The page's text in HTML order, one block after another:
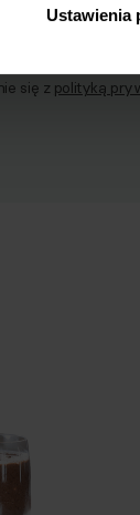
Ustawienia
się z polityką